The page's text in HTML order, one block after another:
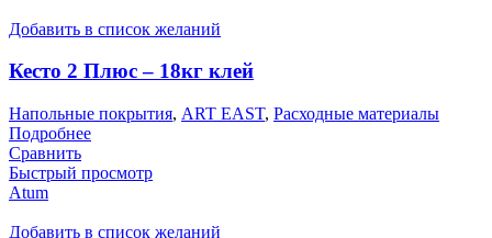
Добавить в список желаний
Кесто 2 Плюс – 18кг клей
Напольные покрытия, ART EAST, Расходные материалы
Подробнее
Сравнить
Быстрый просмотр
Atum
Добавить в список желаний